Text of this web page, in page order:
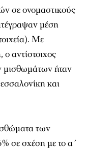
σε ονομαστικούς
μέση
Με
αντίστοιχος
μισθωμάτων ήταν
και
των
σε σχέση με το α΄